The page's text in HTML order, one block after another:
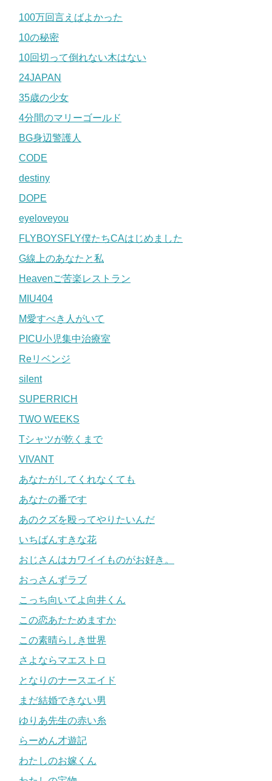
100万回言えばよかった
10の秘密
10回切って倒れない木はない
24JAPAN
35歳の少女
4分間のマリーゴールド
BG身辺警護人
CODE
destiny
DOPE
eyeloveyou
FLYBOYSFLY僕たちCAはじめました
G線上のあなたと私
Heavenご苦楽レストラン
MIU404
M愛すべき人がいて
PICU小児集中治療室
Reリベンジ
silent
SUPERRICH
TWO WEEKS
Tシャツが乾くまで
VIVANT
あなたがしてくれなくても
あなたの番です
あのクズを殴ってやりたいんだ
いちばんすきな花
おじさんはカワイイものがお好き。
おっさんずラブ
こっち向いてよ向井くん
この恋あたためますか
この素晴らしき世界
さよならマエストロ
となりのナースエイド
まだ結婚できない男
ゆりあ先生の赤い糸
らーめん才遊記
わたしのお嫁くん